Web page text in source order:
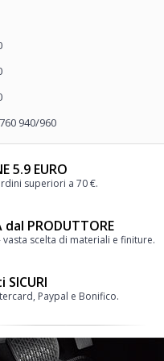
940/960
5.9 EURO
superiori a 70 €.
dal PRODUTTORE
vasta scelta di materiali e finiture.
Paypal e Bonifico.